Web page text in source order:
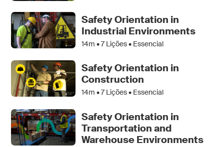
Safety Orientation in
Industrial Environments
14m •7Lições • Essencial
Safety Orientation in
Construction
14m •7Lições • Essencial
Safety Orientation in
Transportation and
Warehouse Environments